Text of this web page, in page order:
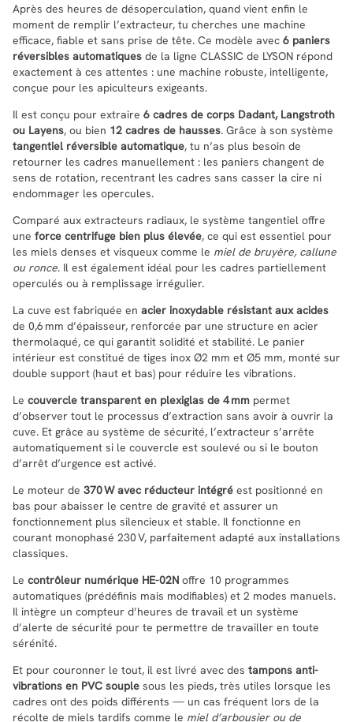
Après des heures de désoperculation, quand vient enfin le
moment de remplir l’extracteur, tu cherches une machine
efficace, fiable et sans prise de tête. Ce modèle avec 6 paniers
réversibles automatiques de la ligne CLASSIC de LYSON répond
exactement à ces attentes : une machine robuste, intelligente,
conçue pour les apiculteurs exigeants.
Il est conçu pour extraire 6 cadres de corps Dadant, Langstroth
ou Layens, ou bien 12 cadres de hausses. Grâce à son système
tangentiel réversible automatique, tu n’as plus besoin de
retourner les cadres manuellement : les paniers changent de
sens de rotation, recentrant les cadres sans casser la cire ni
endommager les opercules.
Comparé aux extracteurs radiaux, le système tangentiel offre
une force centrifuge bien plus élevée, ce qui est essentiel pour
les miels denses et visqueux comme le miel de bruyère, callune
ou ronce. Il est également idéal pour les cadres partiellement
operculés ou à remplissage irrégulier.
La cuve est fabriquée en acier inoxydable résistant aux acides
de 0,6 mm d’épaisseur, renforcée par une structure en acier
thermolaqué, ce qui garantit solidité et stabilité. Le panier
intérieur est constitué de tiges inox Ø2 mm et Ø5 mm, monté sur
double support (haut et bas) pour réduire les vibrations.
Le couvercle transparent en plexiglas de 4 mm permet
d’observer tout le processus d’extraction sans avoir à ouvrir la
cuve. Et grâce au système de sécurité, l’extracteur s’arrête
automatiquement si le couvercle est soulevé ou si le bouton
d’arrêt d’urgence est activé.
Le moteur de 370 W avec réducteur intégré est positionné en
bas pour abaisser le centre de gravité et assurer un
fonctionnement plus silencieux et stable. Il fonctionne en
courant monophasé 230 V, parfaitement adapté aux installations
classiques.
Le contrôleur numérique HE-02N offre 10 programmes
automatiques (prédéfinis mais modifiables) et 2 modes manuels.
Il intègre un compteur d’heures de travail et un système
d’alerte de sécurité pour te permettre de travailler en toute
sérénité.
Et pour couronner le tout, il est livré avec des tampons anti-
vibrations en PVC souple sous les pieds, très utiles lorsque les
cadres ont des poids différents — un cas fréquent lors de la
récolte de miels tardifs comme le miel d’arbousier ou de